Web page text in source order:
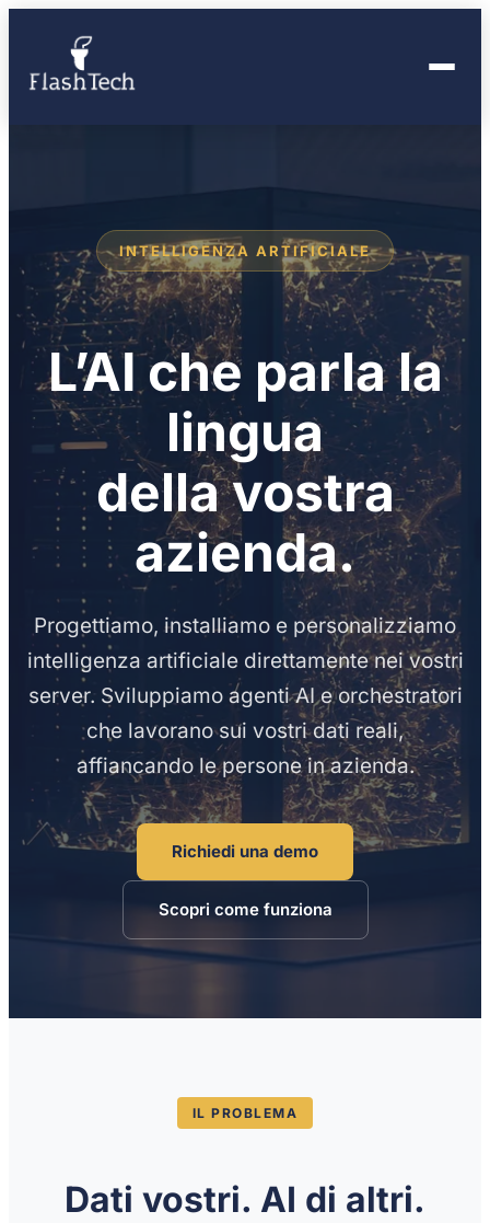
INTELLIGENZA ARTIFICIALE
L’AI che parla la
lingua
della vostra
azienda.
Progettiamo, installiamo e personalizziamo
intelligenza artificiale direttamente nei vostri
server. Sviluppiamo agenti AI e orchestratori
che lavorano sui vostri dati reali,
affiancando le persone in azienda.
Richiedi una demo
Scopri come funziona
IL PROBLEMA
Dati vostri. AI di altri.